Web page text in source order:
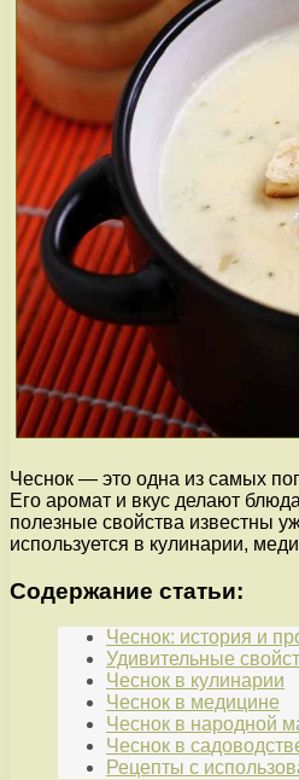
Чеснок — это одна из самых
Его аромат и вкус делают
полезные свойства известны
используется в кулинарии,
Содержание статьи:
Чеснок: история и
Удивительные
Чеснок в кулинарии
Чеснок в медицине
Чеснок в народной
Чеснок в
Рецепты с